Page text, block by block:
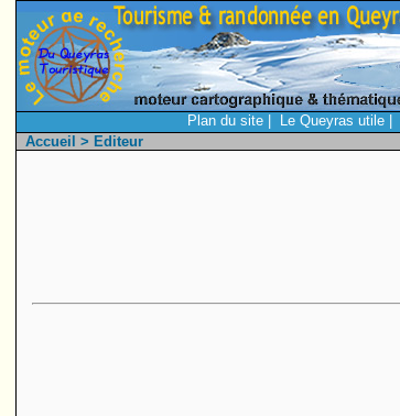
Plan du site| Le Queyras utile|
Accueil > Editeur